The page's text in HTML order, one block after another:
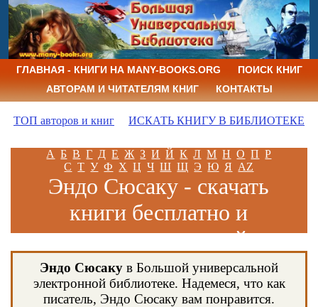
ГЛАВНАЯ - КНИГИ НА MANY-BOOKS.ORG
ПОИСК КНИГ
АВТОРАМ И ЧИТАТЕЛЯМ КНИГ
КОНТАКТЫ
ТОП авторов и книг ИСКАТЬ КНИГУ В БИБЛИОТЕКЕ
А Б В Г Д Е Ж З И Й К Л М Н О П Р
С Т У Ф Х Ц Ч Ш Щ Э Ю Я AZ
Эндо Сюсаку - скачать
книги бесплатно и
читать книги онлайн
Эндо Сюсаку в Большой универсальной
электронной библиотеке. Надемеся, что как
писатель, Эндо Сюсаку вам понравится.